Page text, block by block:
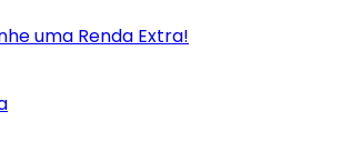
uma Renda Extra!